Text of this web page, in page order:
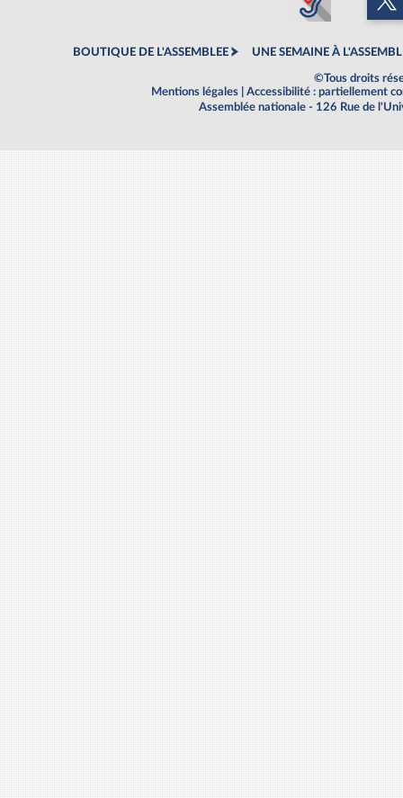
BOUTIQUE DE L'ASSEMBLEE UNE SEMAINE À
©Tous droits
Mentions légales
Accessibilité : partiellement
Assemblée nationale - 126 Rue de